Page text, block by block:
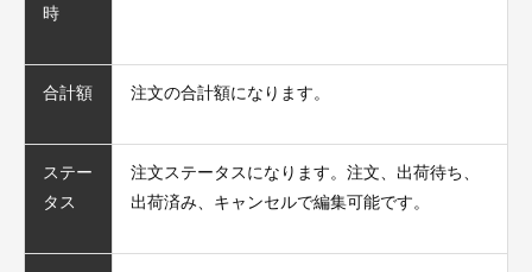
時
合計額 注文の合計額になります。
ステー
タス
注文ステータスになります。注文、出荷待ち、
出荷済み、キャンセルで編集可能です。